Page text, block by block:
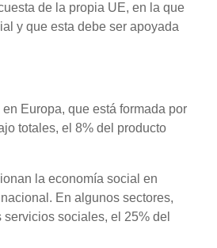
de la propia UE, en la que
y que esta debe ser apoyada
Europa, que está formada por
totales, el 8% del producto
la economía social en
En algunos sectores,
sociales, el 25% del